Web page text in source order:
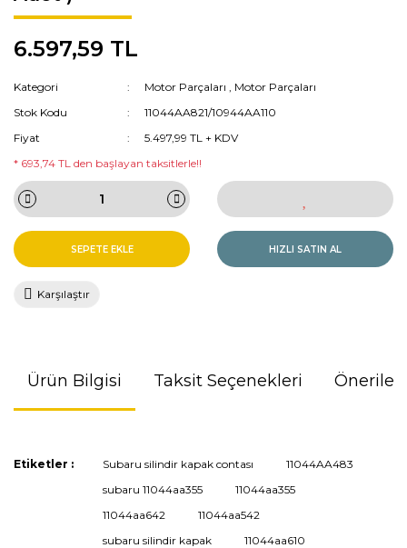
6.597,59 TL
Kategori Motor Parçaları , Motor Parçaları
Stok Kodu
11044AA821/10944AA110
Fiyat
5.497,99 TL + KDV
* 693,74 TL den başlayan taksitlerle!!
SEPETE EKLE HIZLI SATIN AL
Karşılaştır
Ürün Bilgisi Taksit Seçenekleri
Bu ürünün fiyat bilgisi, resim, ürün açıklamalarında ve diğer
kullanarak tarafımıza iletebilirsiniz.
Görüş ve önerileriniz için teşekkür ederiz.
Etiketler : Subaru silindir kapak contası
11044AA483
subaru 11044aa355
11044aa355
11044aa642
11044aa542
subaru silindir kapak
11044aa610